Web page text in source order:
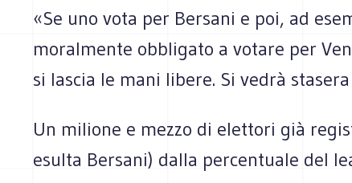
«Se uno vota per Bersani e poi, ad
moralmente obbligato a votare per
si lascia le mani libere. Si vedrà
Un milione e mezzo di elettori già
esulta Bersani) dalla percentuale del